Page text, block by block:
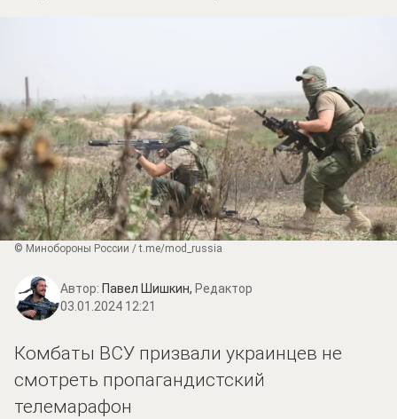
© Минобороны России / t.me/mod_russia
Автор: Павел Шишкин, Редактор
03.01.2024 12:21
Комбаты ВСУ призвали украинцев не
смотреть пропагандистский
телемарафон